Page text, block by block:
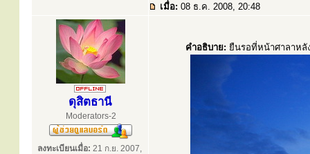
เมื่อ: 08 ธ.ค. 2008, 20:48
ดุสิตธานี
Moderators-2
ลงทะเบียนเมื่อ: 21 ก.ย. 2007,
คำอธิบาย: ยืนรอที่หน้าศาลาหลั